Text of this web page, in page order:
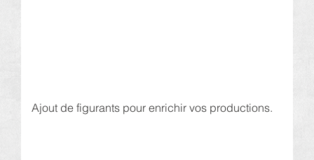
Ajout de figurants pour enrichir vos productions.